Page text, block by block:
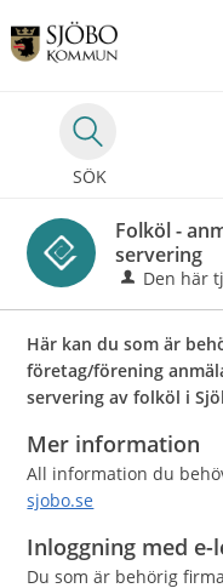
Välkommen
till
kommun
SÖK
Folköl -
servering
Den här
Här kan du som är
företag/förening
servering av folköl i
Mer information
All information du
sjobo.se
Inloggning med
Du som är behörig